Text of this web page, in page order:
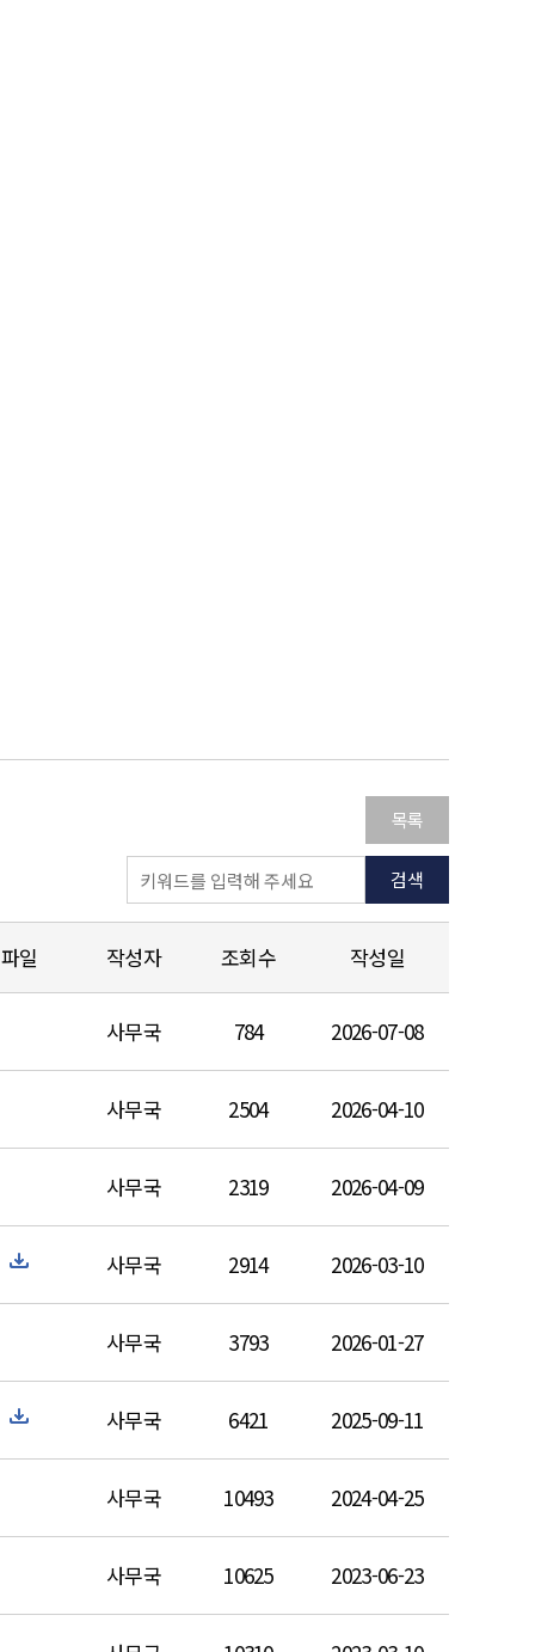
목록
검색
파일 작성자 조회수 작성일
사무국 784 2026-07-08
사무국 2504 2026-04-10
사무국 2319 2026-04-09
사무국 2914 2026-03-10
사무국 3793 2026-01-27
사무국 6421 2025-09-11
사무국 10493 2024-04-25
사무국 10625 2023-06-23